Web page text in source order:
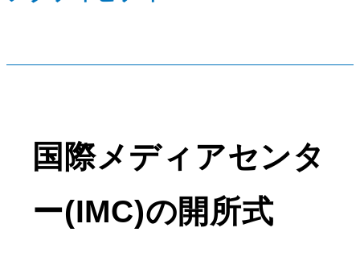
国際メディアセンタ
ー(IMC)の開所式